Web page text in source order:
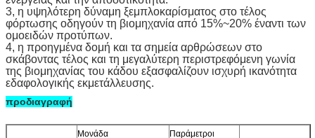
3, η υψηλότερη δύναμη ξεμπλοκαρίσματος στο τέλος
φόρτωσης οδηγούν τη βιομηχανία από 15%~20% έναντι των
ομοειδών προτύπων.
4, η προηγμένα δομή και τα σημεία αρθρώσεων στο
σκάβοντας τέλος και τη μεγαλύτερη περιστρεφόμενη γωνία
της βιομηχανίας του κάδου εξασφαλίζουν ισχυρή ικανότητα
εδαφολογικής εκμετάλλευσης.
προδιαγραφή
Μονάδα
Παράμετροι